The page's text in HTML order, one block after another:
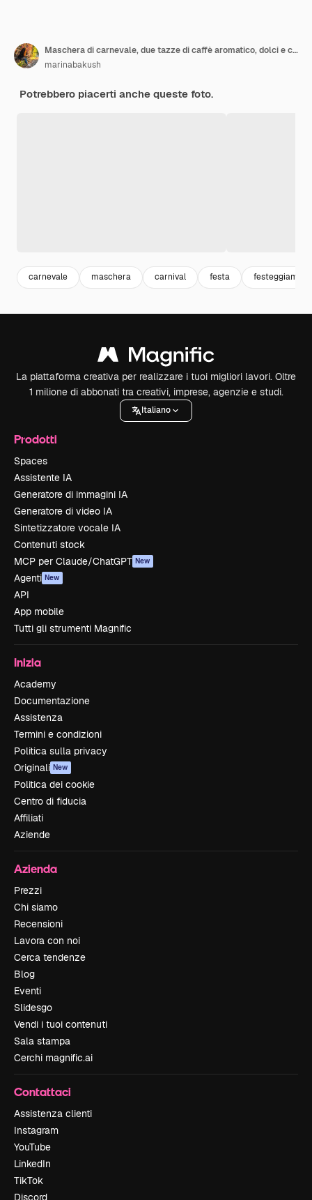
Maschera di carnevale, due tazze di caffè aromatico, dolci e coriandoli su uno sfondo giallo. Decor per una vacanza tradizionale italiana. Copia spazio. Disteso
marinabakush
Potrebbero piacerti anche queste foto.
carnevale maschera carnival festa
La piattaforma creativa per realizzare i tuoi migliori lavori. Oltre
1 milione di abbonati tra creativi, imprese, agenzie e studi.
Italiano
Prodotti
Spaces
Assistente IA
Generatore di immagini IA
Generatore di video IA
Sintetizzatore vocale IA
Contenuti stock
MCP per Claude/ChatGPT New
Agenti New
API
App mobile
Tutti gli strumenti Magnific
Inizia
Academy
Documentazione
Assistenza
Termini e condizioni
Politica sulla privacy
Originali New
Politica dei cookie
Centro di fiducia
Affiliati
Aziende
Azienda
Prezzi
Chi siamo
Recensioni
Lavora con noi
Cerca tendenze
Blog
Eventi
Slidesgo
Vendi i tuoi contenuti
Sala stampa
Cerchi magnific.ai
Contattaci
Assistenza clienti
Instagram
YouTube
LinkedIn
TikTok
Discord